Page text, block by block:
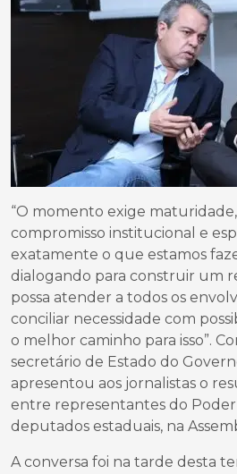
“O momento exige
compromisso institucional e
exatamente o que estamos
dialogando para construir um
possa atender a todos os
conciliar necessidade com
o melhor caminho para isso”.
secretário de Estado do
apresentou aos jornalistas o
entre representantes do
deputados estaduais, na
A conversa foi na tarde desta